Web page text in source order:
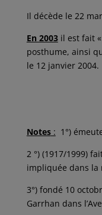
Il décède le 22
En 2003il est fait «
posthume, ainsi
le 12 janvier 2004.
Notes: 1°)
2 °) (1917/1999)
impliquée dans la
3°) fondé 10
Garrhan dans